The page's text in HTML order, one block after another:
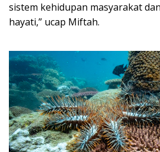
sistem kehidupan masyarakat
hayati,” ucap Miftah.